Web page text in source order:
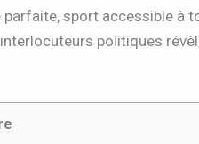
sport accessible à
politiques